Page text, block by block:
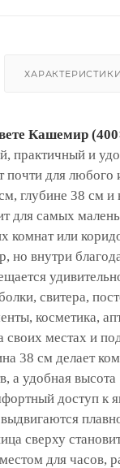
ХАРАКТЕРИСТИКИ
Кашемир
практичный и
почти для любого
глубине 38 см и
для самых
комнат или
но внутри
свитера,
косметика,
местах и
38 см делает
а удобная
доступ к
сверху
для часов,